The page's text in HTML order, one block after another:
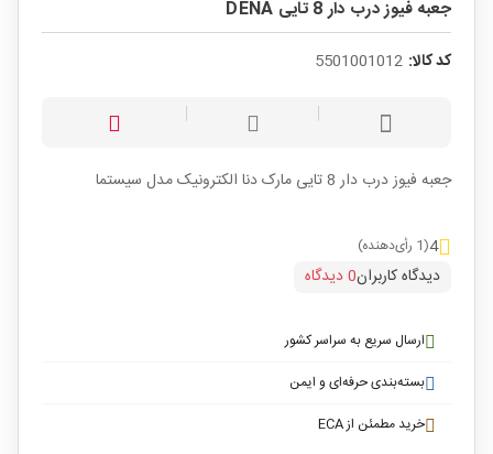
جعبه فیوز درب دار 8 تایی DENA
کد کالا: 5501001012
جعبه فیوز درب دار 8 تایی مارک دنا الکترونیک مدل سیستما
4(1 رأی‌دهنده)
دیدگاه کاربران0 دیدگاه
ارسال سریع به سراسر کشور
بسته‌بندی حرفه‌ای و ایمن
خرید مطمئن از ECA